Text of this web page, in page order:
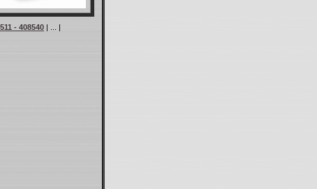
- 408540 | ... |